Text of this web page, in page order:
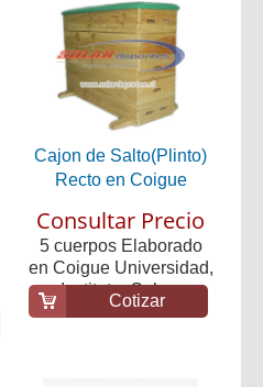
Cajon de Salto(Plinto)
Recto en Coigue
Consultar Precio
5 cuerpos Elaborado
en Coigue Universidad,
Instituto, Cole...
Cotizar